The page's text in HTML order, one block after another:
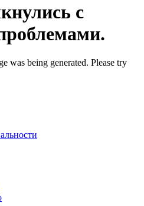
с
was being generated. Please try